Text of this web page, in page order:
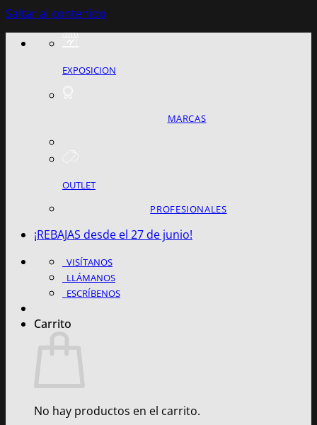
Saltar al contenido
EXPOSICION
MARCAS
OUTLET
PROFESIONALES
¡REBAJAS desde el 27 de junio!
VISÍTANOS
LLÁMANOS
ESCRÍBENOS
Carrito
No hay productos en el carrito.